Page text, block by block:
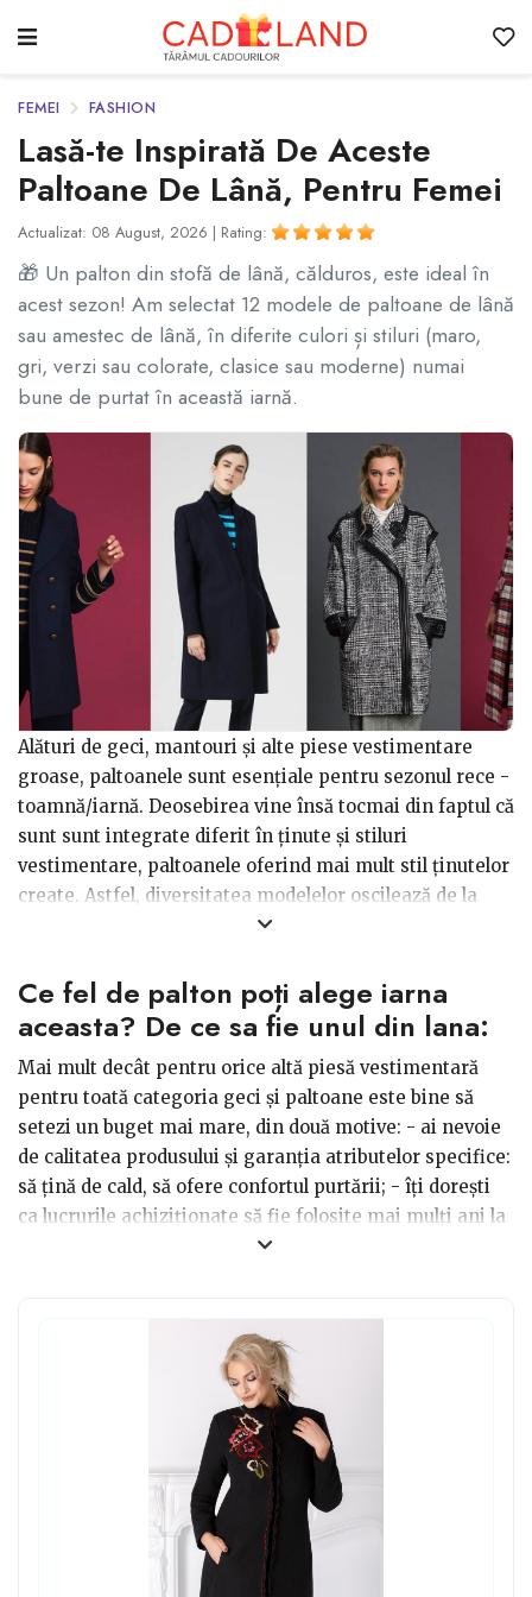
FEMEI FASHION
Lasă-te Inspirată De Aceste
Paltoane De Lână, Pentru Femei
Actualizat: 08 August, 2026 | Rating:
🎁 Un palton din stofă de lână, călduros, este ideal în
acest sezon! Am selectat 12 modele de paltoane de lână
sau amestec de lână, în diferite culori și stiluri (maro,
gri, verzi sau colorate, clasice sau moderne) numai
bune de purtat în această iarnă.
Alături de geci, mantouri și alte piese vestimentare
groase, paltoanele sunt esențiale pentru sezonul rece -
toamnă/iarnă. Deosebirea vine însă tocmai din faptul că
sunt sunt integrate diferit în ținute și stiluri
vestimentare, paltoanele oferind mai mult stil ținutelor
create. Astfel, diversitatea modelelor oscilează de la
culoare, lungime, modalitate de închidere, materialele
Ce fel de palton poți alege iarna
aceasta? De ce sa fie unul din lana:
Mai mult decât pentru orice altă piesă vestimentară
pentru toată categoria geci și paltoane este bine să
setezi un buget mai mare, din două motive: - ai nevoie
de calitatea produsului și garanția atributelor specifice:
să țină de cald, să ofere confortul purtării; - îți dorești
ca lucrurile achiziționate să fie folosite mai mulți ani la
rând, mai ales pentru că sunt utilizate și purtate doar
Modelele în tendințe din ultimii ani vizează
confortul și funcția practică, dar și un plus de stil
asigurat purtătoarei. Astfel, fie că ești bărbat sau
femeie, atunci când cauți un palton, este bine să ai în
vedere următoarele:
- Optează doar pentru materiale naturale, pentru a
evita deteriorarea rapidă, cu fiecare spălare. Poți
verifica rapid acest aspect prin citirea compoziției
materialelor, adăugate în descrierea articolelor din